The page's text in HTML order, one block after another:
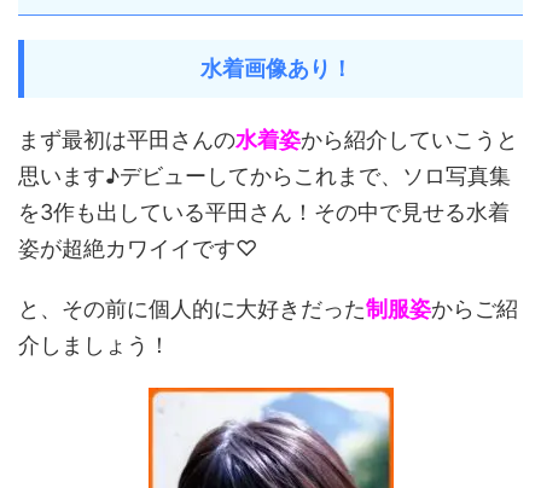
水着画像あり！
まず最初は平田さんの水着姿から紹介していこうと
思います♪デビューしてからこれまで、ソロ写真集
を3作も出している平田さん！その中で見せる水着
姿が超絶カワイイです♡
と、その前に個人的に大好きだった制服姿からご紹
介しましょう！